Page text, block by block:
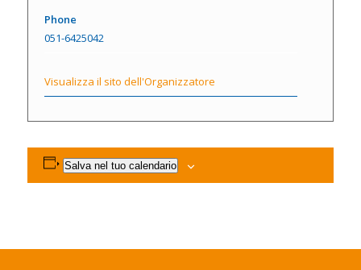
Phone
051-6425042
Visualizza il sito dell'Organizzatore
Salva nel tuo calendario